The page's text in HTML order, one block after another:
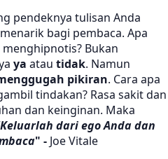
pendeknya tulisan Anda
bagi pembaca. Apa
Bukan
ya atau tidak. Namun
pikiran. Cara apa
tindakan? Rasa sakit dan
dan keinginan. Maka
dari ego Anda dan
" - Joe Vitale